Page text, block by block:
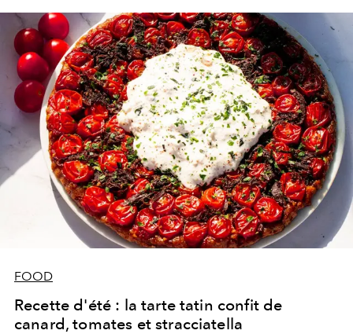
FOOD
Recette d'été : la tarte tatin confit de
canard, tomates et stracciatella